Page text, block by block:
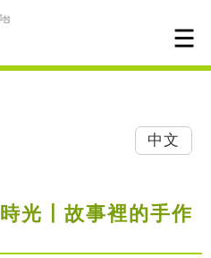
中文
光〡故事裡的手作